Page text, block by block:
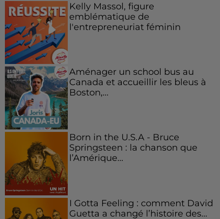
Kelly Massol, figure
emblématique de
l'entrepreneuriat féminin
Aménager un school bus au
Canada et accueillir les bleus à
Boston,...
Born in the U.S.A - Bruce
Springsteen : la chanson que
l’Amérique...
I Gotta Feeling : comment David
Guetta a changé l’histoire des...